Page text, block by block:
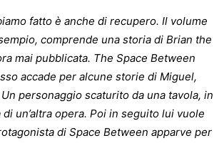
fatto è anche di recupero. Il volume
comprende una storia di Brian the
mai pubblicata. The Space Between
accade per alcune storie di Miguel,
personaggio scaturito da una tavola, in
un’altra opera. Poi in seguito lui vuole
di Space Between apparve per